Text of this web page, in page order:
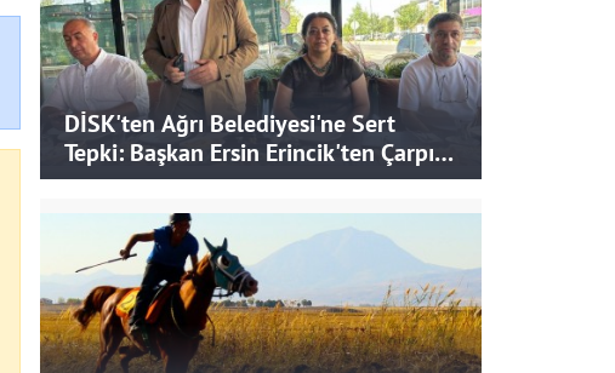
DİSK'ten Ağrı Belediyesi'ne Sert
Tepki: Başkan Ersin Erincik'ten Çarpıcı
İddialar